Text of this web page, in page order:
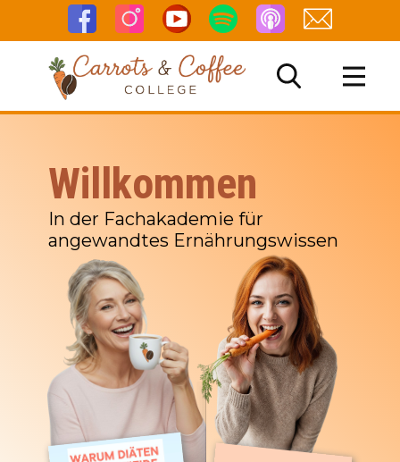
In der Fachakademie für
angewandtes Ernährungswissen
Willkommen